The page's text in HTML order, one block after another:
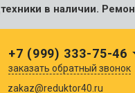
в наличии.
+7 (999) 333-75-46
заказать обратный звонок
zakaz@reduktor40.ru